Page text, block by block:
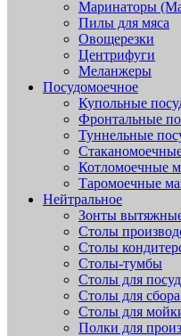
Маринаторы
Пилы для мяса
Овощерезки
Центрифуги
Меланжеры
Посудомоечное
Купольные
Фронтальные
Туннельные
Котломоечные
Таромоечные
Нейтральное
Зонты
Столы
Столы
Столы-тумбы
Столы для
Столы для
Столы для
Полки для